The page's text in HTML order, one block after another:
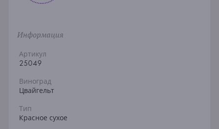
Информация
Артикул
25049
Виноград
Цвайгельт
Тип
Красное сухое